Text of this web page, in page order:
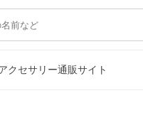
クセサリー通販サイト